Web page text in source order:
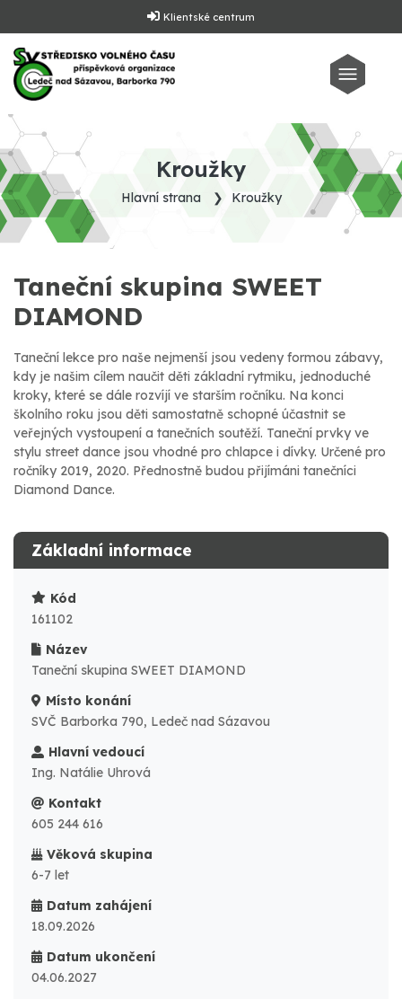
Klientské centrum
Kroužky
Hlavní strana Kroužky
Taneční skupina SWEET
DIAMOND
Taneční lekce pro naše nejmenší jsou vedeny formou zábavy,
kdy je našim cílem naučit děti základní rytmiku, jednoduché
kroky, které se dále rozvíjí ve starším ročníku. Na konci
školního roku jsou děti samostatně schopné účastnit se
veřejných vystoupení a tanečních soutěží. Taneční prvky ve
stylu street dance jsou vhodné pro chlapce i dívky. Určené pro
ročníky 2019, 2020. Přednostně budou přijímáni tanečníci
Diamond Dance.
Základní informace
Kód
161102
Název
Taneční skupina SWEET DIAMOND
Místo konání
SVČ Barborka 790, Ledeč nad Sázavou
Hlavní vedoucí
Ing. Natálie Uhrová
Kontakt
605 244 616
Věková skupina
6-7 let
Datum zahájení
18.09.2026
Datum ukončení
04.06.2027